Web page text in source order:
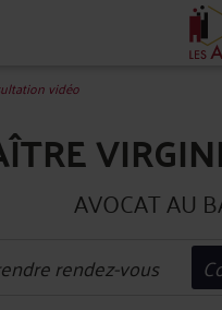
vidéo
AVOCAT AU
rendez-vous